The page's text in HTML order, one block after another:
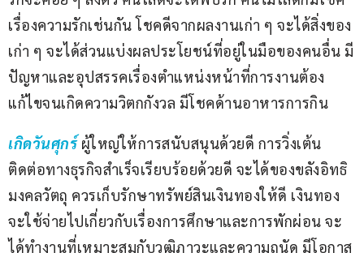
เรื่องความรักเช่นกัน โชคดีจากผลงานเก่า ๆ จะได้สิ่งของ
เก่า ๆ จะได้ส่วนแบ่งผลประโยชน์ที่อยู่ในมือของคนอื่น มี
ปัญหาและอุปสรรคเรื่องตำแหน่งหน้าที่การงานต้อง
แก้ไขจนเกิดความวิตกกังวล มีโชคด้านอาหารการกิน
เกิดวันศุกร์ ผู้ใหญ่ให้การสนับสนุนด้วยดี การวิ่งเต้น
ติดต่อทางธุรกิจสำเร็จเรียบร้อยด้วยดี จะได้ของขลังอิทธิ
มงคลวัตถุ ควรเก็บรักษาทรัพย์สินเงินทองให้ดี เงินทอง
จะใช้จ่ายไปเกี่ยวกับเรื่องการศึกษาและการพักผ่อน จะ
ได้ทำงานที่เหมาะสมกับวุฒิภาวะและความถนัด มีโอกาส